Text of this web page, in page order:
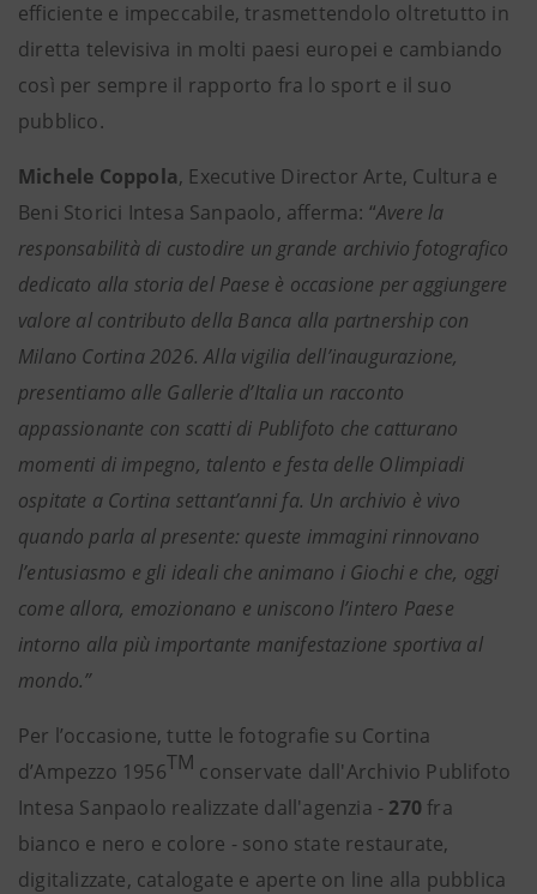
efficiente e impeccabile, trasmettendolo oltretutto in
diretta televisiva in molti paesi europei e cambiando
così per sempre il rapporto fra lo sport e il suo
pubblico.
Michele Coppola, Executive Director Arte, Cultura e
Beni Storici Intesa Sanpaolo, afferma: “Avere la
responsabilità di custodire un grande archivio fotografico
dedicato alla storia del Paese è occasione per aggiungere
valore al contributo della Banca alla partnership con
Milano Cortina 2026. Alla vigilia dell’inaugurazione,
presentiamo alle Gallerie d’Italia un racconto
appassionante con scatti di Publifoto che catturano
momenti di impegno, talento e festa delle Olimpiadi
ospitate a Cortina settant’anni fa. Un archivio è vivo
quando parla al presente: queste immagini rinnovano
l’entusiasmo e gli ideali che animano i Giochi e che, oggi
come allora, emozionano e uniscono l’intero Paese
intorno alla più importante manifestazione sportiva al
mondo.”
Per l’occasione, tutte le fotografie su Cortina
d’Ampezzo 1956TM conservate dall'Archivio Publifoto
Intesa Sanpaolo realizzate dall'agenzia - 270 fra
bianco e nero e colore - sono state restaurate,
digitalizzate, catalogate e aperte on line alla pubblica